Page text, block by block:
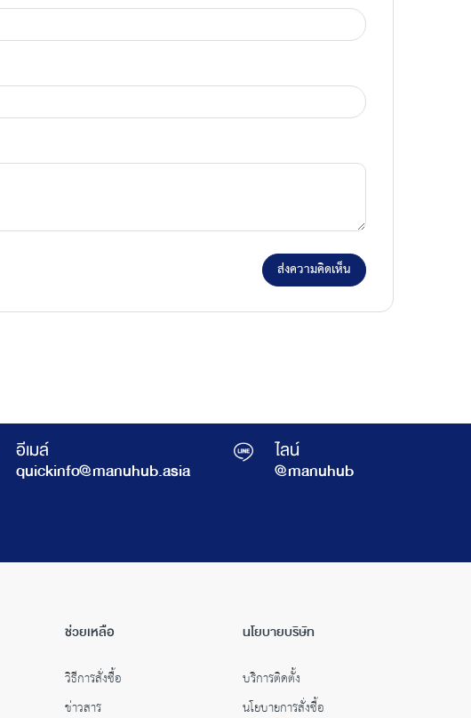
ส่งความคิดเห็น
อีเมล์
quickinfo@manuhub.asia
ไลน์
@manuhub
ช่วยเหลือ
วิธีการสั่งซื้อ
ข่าวสาร
นโยบายบริษัท
บริการติดตั้ง
นโยบายการสั่งซื้อ